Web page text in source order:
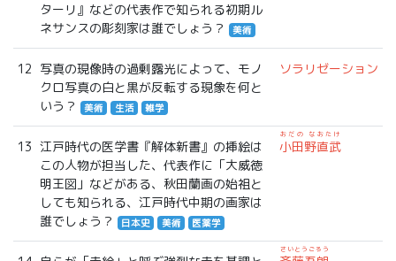
ターリ』などの代表作で知られる初期ル
ネサンスの彫刻家は誰でしょう？
美術
12 写真の現像時の過剰露光によって、モノ
クロ写真の白と黒が反転する現象を何と
いう？
美術 生活 雑学
ソラリゼーション
13 江戸時代の医学書『解体新書』の挿絵は
この人物が担当した、代表作に「大威徳
明王図」などがある、秋田蘭画の始祖と
しても知られる、江戸時代中期の画家は
誰でしょう？
日本史 美術 医薬学
小田野直武
おだの なおたけ
さいとうごろう